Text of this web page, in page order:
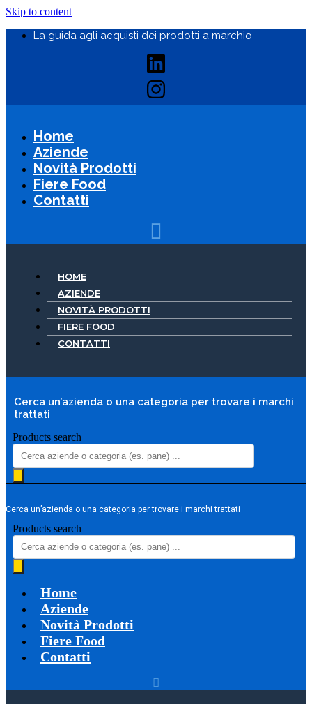
Skip to content
La guida agli acquisti dei prodotti a marchio
Home
Aziende
Novità Prodotti
Fiere Food
Contatti
HOME
AZIENDE
NOVITÀ PRODOTTI
FIERE FOOD
CONTATTI
Cerca un’azienda o una categoria per trovare i marchi
trattati
Products search
Cerca un’azienda o una categoria per trovare i marchi trattati
Products search
Home
Aziende
Novità Prodotti
Fiere Food
Contatti